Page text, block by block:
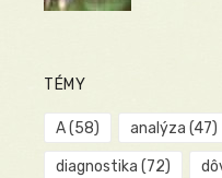
TÉMY
A(58) analýza (47)
diagnostika (72)